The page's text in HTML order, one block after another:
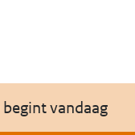
begint vandaag